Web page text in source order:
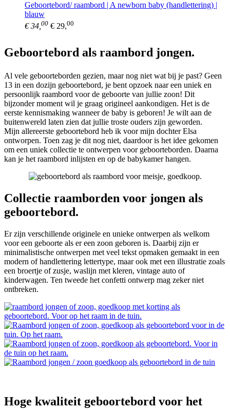
Geboortebord/ raambord | A newborn baby (handlettering) |
blauw
€ 34, 00 € 29,00
Geboortebord als raambord jongen.
Al vele geboorteborden gezien, maar nog niet wat bij je past? Geen
13 in een dozijn geboortebord, je bent opzoek naar een uniek en
persoonlijk raambord voor de geboorte van jullie zoon! Dit
bijzonder moment wil je graag origineel aankondigen. Het is de
eerste kennismaking wanneer de baby is geboren! Je wilt aan de
buitenwereld laten zien dat jullie troste ouders zijn geworden.
Mijn allereerste geboortebord heb ik voor mijn dochter Elsa
ontworpen. Toen zag je dit nog niet, daardoor is het idee gekomen
om een uniek collectie te ontwerpen voor geboorteborden. Daarna
kan je het raambord inlijsten en op de babykamer hangen.
Collectie raamborden voor jongen als
geboortebord.
Er zijn verschillende originele en unieke ontwerpen als welkom
voor een geboorte als er een zoon geboren is. Daarbij zijn er
minimalistische ontwerpen met veel tekst opmaken gemaakt in een
modern of handlettering lettertype, maar ook met een illustratie zoals
een broertje of zusje, waslijn met kleren, vintage auto of
kinderwagen. Ten tweede het confetti ontwerp mag zeker niet
ontbreken.
Hoge kwaliteit geboortebord voor het